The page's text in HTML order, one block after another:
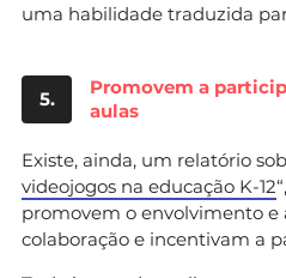
uma habilidade traduzida
5.
Promovem a
aulas
Existe, ainda, um relatório
videojogos na educação K-12
promovem o envolvimento e
colaboração e incentivam a